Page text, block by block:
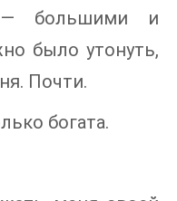
— большими и
было утонуть,
Почти.
богата.